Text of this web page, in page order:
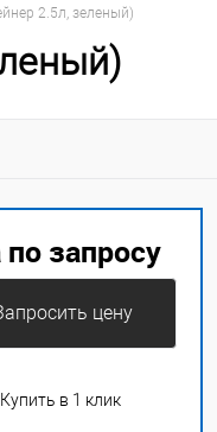
2.5л, зеленый)
запросу
цену
Купить в 1 клик